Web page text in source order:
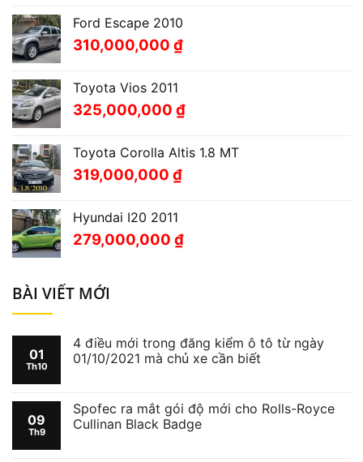
Ford Escape 2010
310,000,000 ₫
Toyota Vios 2011
325,000,000 ₫
Toyota Corolla Altis 1.8 MT
319,000,000 ₫
Hyundai I20 2011
279,000,000 ₫
BÀI VIẾT MỚI
01
Th10
4 điều mới trong đăng kiểm ô tô từ ngày
01/10/2021 mà chủ xe cần biết
09
Th9
Spofec ra mắt gói độ mới cho Rolls-Royce
Cullinan Black Badge